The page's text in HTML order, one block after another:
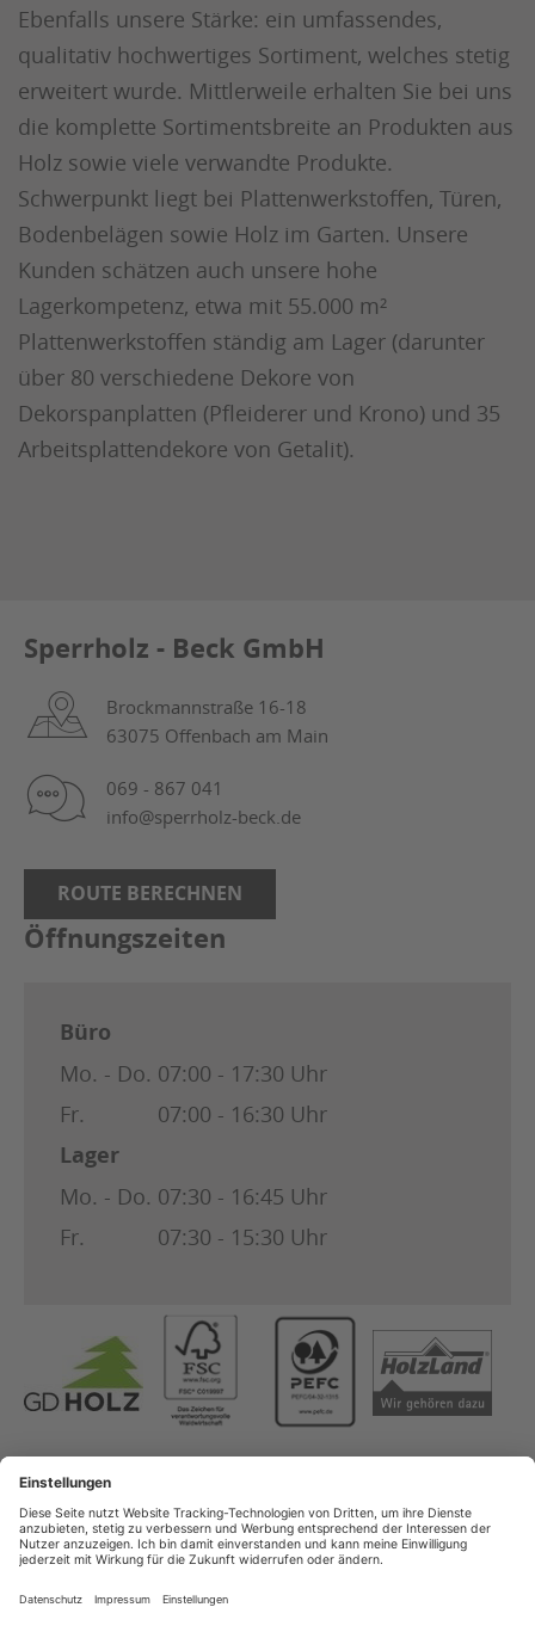
Ebenfalls unsere Stärke: ein umfassendes,
qualitativ hochwertiges Sortiment, welches stetig
erweitert wurde. Mittlerweile erhalten Sie bei uns
die komplette Sortimentsbreite an Produkten aus
Holz sowie viele verwandte Produkte.
Schwerpunkt liegt bei Plattenwerkstoffen, Türen,
Bodenbelägen sowie Holz im Garten. Unsere
Kunden schätzen auch unsere hohe
Lagerkompetenz, etwa mit 55.000 m²
Plattenwerkstoffen ständig am Lager (darunter
über 80 verschiedene Dekore von
Dekorspanplatten (Pfleiderer und Krono) und 35
Arbeitsplattendekore von Getalit).
Sperrholz - Beck GmbH
Brockmannstraße 16-18
63075 Offenbach am Main
069 - 867 041
info@sperrholz-beck.de
ROUTE BERECHNEN
Öffnungszeiten
Büro
Mo. - Do. 07:00 - 17:30 Uhr
Fr.
07:00 - 16:30 Uhr
Lager
Mo. - Do. 07:30 - 16:45 Uhr
Fr.
07:30 - 15:30 Uhr